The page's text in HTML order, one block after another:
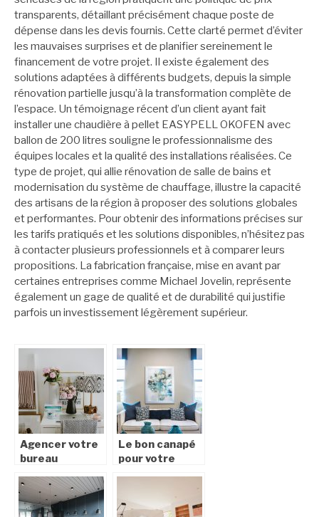
transparents, détaillant précisément chaque poste de
dépense dans les devis fournis. Cette clarté permet d’éviter
les mauvaises surprises et de planifier sereinement le
financement de votre projet. Il existe également des
solutions adaptées à différents budgets, depuis la simple
rénovation partielle jusqu’à la transformation complète de
l’espace. Un témoignage récent d’un client ayant fait
installer une chaudière à pellet EASYPELL OKOFEN avec
ballon de 200 litres souligne le professionnalisme des
équipes locales et la qualité des installations réalisées. Ce
type de projet, qui allie rénovation de salle de bains et
modernisation du système de chauffage, illustre la capacité
des artisans de la région à proposer des solutions globales
et performantes. Pour obtenir des informations précises sur
les tarifs pratiqués et les solutions disponibles, n’hésitez pas
à contacter plusieurs professionnels et à comparer leurs
propositions. La fabrication française, mise en avant par
certaines entreprises comme Michael Jovelin, représente
également un gage de qualité et de durabilité qui justifie
parfois un investissement légèrement supérieur.
Agencer votre
bureau
Le bon canapé
pour votre